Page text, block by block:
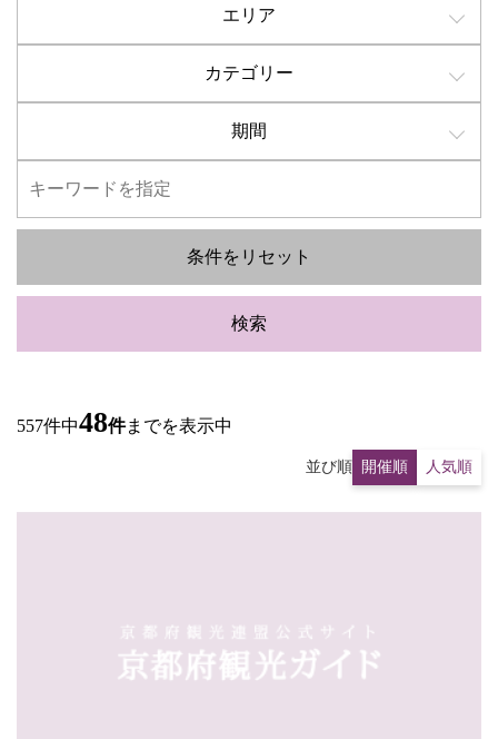
エリア
カテゴリー
期間
条件をリセット
検索
557件中48件までを表示中
並び順 開催順 人気順